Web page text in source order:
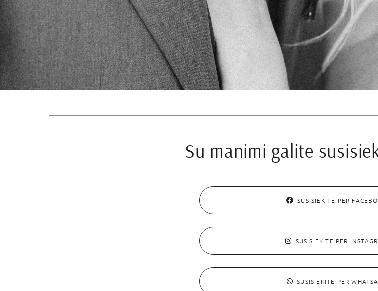
Su manimi galite
SUSISIEKITE PER
SUSISIEKITE PER
SUSISIEKITE PER